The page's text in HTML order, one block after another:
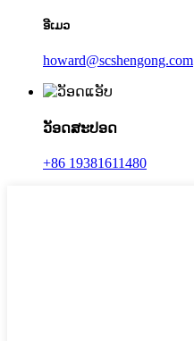
ອີເມວ
howard@scshengong.com
ວັອດສະປອດ
+86 19381611480